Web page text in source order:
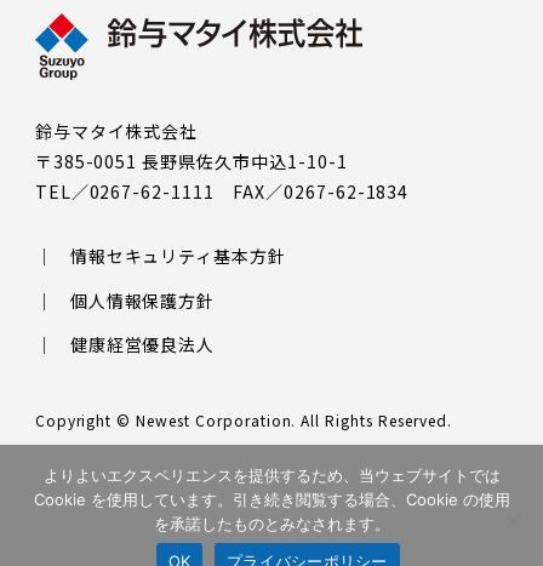
鈴与マタイ株式会社
〒385-0051 長野県佐久市中込1-10-1
TEL／0267-62-1111 FAX／0267-62-1834
情報セキュリティ基本方針
個人情報保護方針
健康経営優良法人
Copyright © Newest Corporation. All Rights Reserved.
イバシーポリシー
と利用規約が適用されます。
よりよいエクスペリエンスを提供するため、当ウェブサイトでは
Cookie を使用しています。引き続き閲覧する場合、Cookie の使用
を承諾したものとみなされます。
OK
プライバシーポリシー